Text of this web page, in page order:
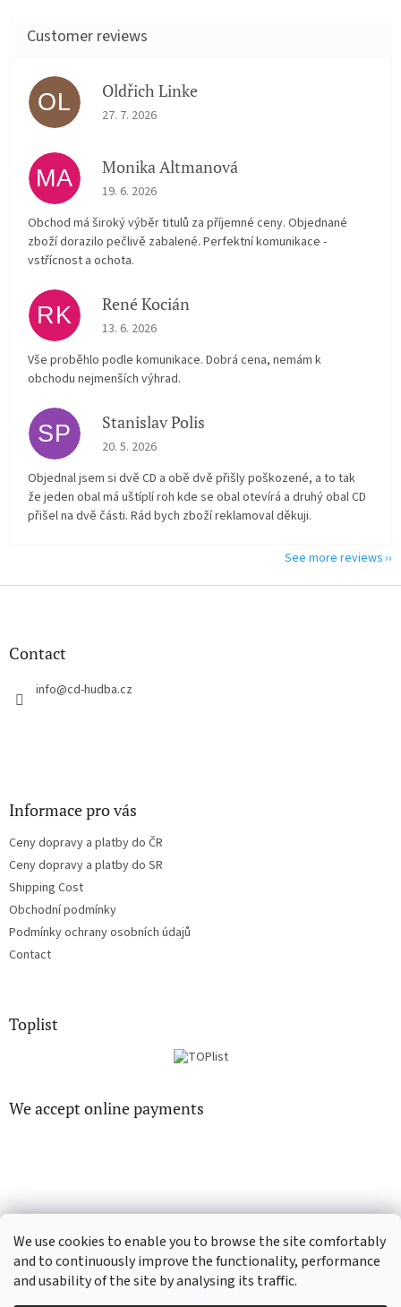
We use cookies to enable you to browse the site comfortably
and to continuously improve the functionality, performance
and usability of the site by analysing its traffic.
OL Oldřich Linke
The store rating is 5 out of 5 stars.
27. 7. 2026
MA Monika Altmanová
The store rating is 5 out of 5 stars.
19. 6. 2026
Obchod má široký výběr titulů za příjemné ceny. Objednané
zboží dorazilo pečlivě zabalené. Perfektní komunikace -
vstřícnost a ochota.
RK René Kocián
The store rating is 5 out of 5 stars.
13. 6. 2026
Vše proběhlo podle komunikace. Dobrá cena, nemám k
obchodu nejmenších výhrad.
SP Stanislav Polis
The store rating is 2 out of 5 stars.
20. 5. 2026
Objednal jsem si dvě CD a obě dvě přišly poškozené, a to tak
že jeden obal má uštíplí roh kde se obal otevírá a druhý obal CD
přišel na dvě části. Rád bych zboží reklamoval děkuji.
See more reviews
F
Contact
info@cd-hudba.cz
Informace pro vás
Ceny dopravy a platby do ČR
Ceny dopravy a platby do SR
Shipping Cost
Obchodní podmínky
Podmínky ochrany osobních údajů
Contact
Toplist
We accept online payments